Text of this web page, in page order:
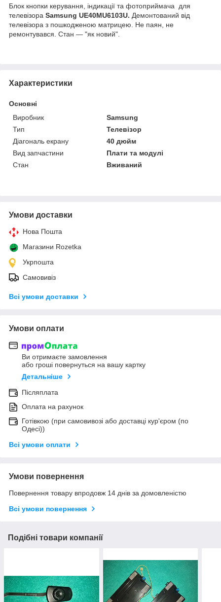
Блок кнопки керування, індикації та фотоприймача для
телевізора Samsung UE40MU6103U. Демонтований від
телевізора з пошкодженою матрицею. Не паян, не
ремонтувався. Стан — "як новий".
Характеристики
Основні
Виробник
Samsung
Тип
Телевізор
Діагональ екрану
40 дюйм
Вид запчастини
Плати та модулі
Стан
Вживаний
Умови доставки
Нова Пошта
Магазини Rozetka
Укрпошта
Самовивіз
Всі умови доставки
Умови оплати
Ви отримаєте замовлення
або гроші повернуться на вашу картку
Детальніше
Післяплата
Оплата на рахунок
Готівкою (при самовивозі або доставці кур'єром (по
Одесі))
Всі умови оплати
Умови повернення
Повернення товару впродовж 14 днів за домовленістю
Всі умови повернення
Подібні товари компанії